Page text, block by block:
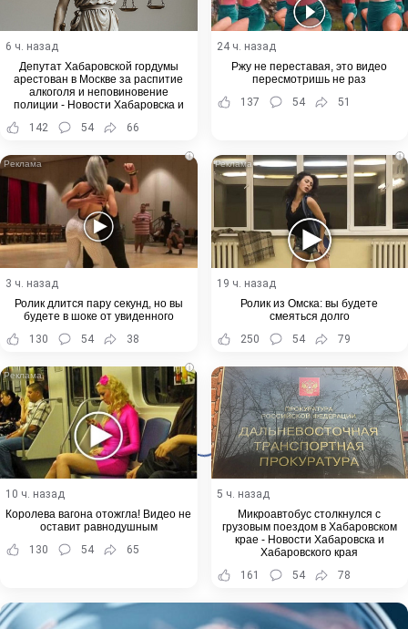
6 ч. назад
Депутат Хабаровской гордумы
арестован в Москве за распитие
алкоголя и неповиновение
полиции - Новости Хабаровска и
142 54 66
24 ч. назад
Ржу не переставая, это видео
пересмотришь не раз
137
54 51
i
3 ч. назад
Ролик длится пару секунд, но вы
будете в шоке от увиденного
130
54 38
i
19 ч. назад
Ролик из Омска: вы будете
смеяться долго
250
54 79
i
10 ч. назад
Королева вагона отожгла! Видео не
оставит равнодушным
130
54 65
5 ч. назад
Микроавтобус столкнулся с
грузовым поездом в Хабаровском
крае - Новости Хабаровска и
Хабаровского края
161
54 78